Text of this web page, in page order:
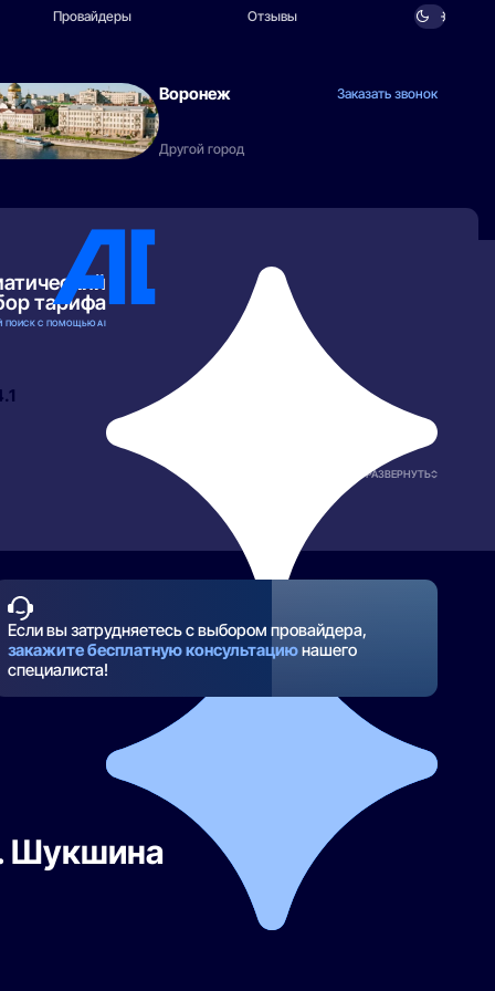
Провайдеры Отзывы
Воронеж Заказать звонок
Другой город
тарифа
ПОИСК С ПОМОЩЬЮ AI
РАЗВЕРНУТЬ
Если вы затрудняетесь с выбором провайдера,
закажите бесплатную консультациюнашего
специалиста!
Шукшина